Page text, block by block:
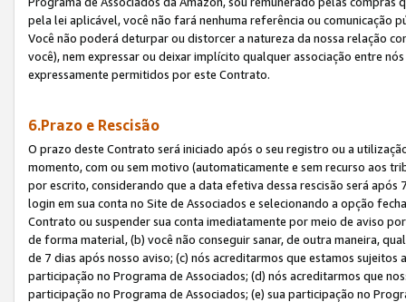
pela lei aplicável, você não fará nenhuma referência ou comunicação
Você não poderá deturpar ou distorcer a natureza da nossa relação
você), nem expressar ou deixar implícito qualquer associação entre
expressamente permitidos por este Contrato.
6.Prazo e Rescisão
O prazo deste Contrato será iniciado após o seu registro ou a
momento, com ou sem motivo (automaticamente e sem recurso aos
por escrito, considerando que a data efetiva dessa rescisão será
login em sua conta no Site de Associados e selecionando a opção
Contrato ou suspender sua conta imediatamente por meio de aviso
de forma material, (b) você não conseguir sanar, de outra maneira,
de 7 dias após nosso aviso; (c) nós acreditarmos que estamos
participação no Programa de Associados; (d) nós acreditarmos que
participação no Programa de Associados; (e) sua participação no